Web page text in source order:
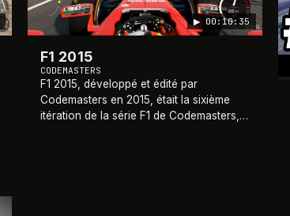
▶ 00:10:35
F1 2015
CODEMASTERS
F1 2015, développé et édité par
Codemasters en 2015, était la sixième
itération de la série F1 de Codemasters,